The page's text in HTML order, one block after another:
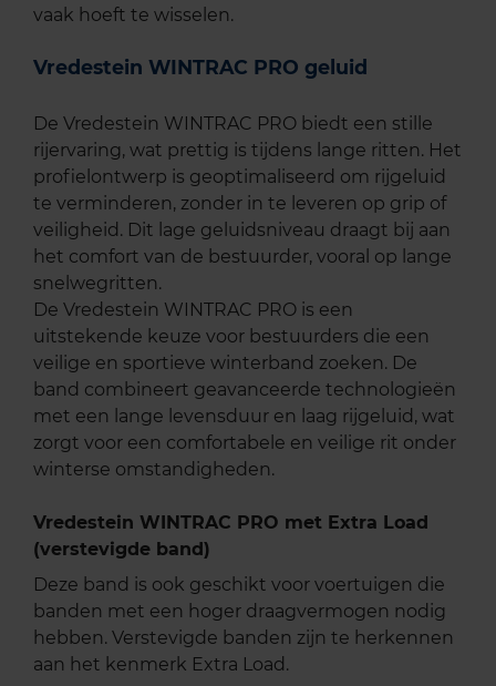
vaak hoeft te wisselen.
Vredestein WINTRAC PRO geluid
De Vredestein WINTRAC PRO biedt een stille
rijervaring, wat prettig is tijdens lange ritten. Het
profielontwerp is geoptimaliseerd om rijgeluid
te verminderen, zonder in te leveren op grip of
veiligheid. Dit lage geluidsniveau draagt bij aan
het comfort van de bestuurder, vooral op lange
snelwegritten.
De Vredestein WINTRAC PRO is een
uitstekende keuze voor bestuurders die een
veilige en sportieve winterband zoeken. De
band combineert geavanceerde technologieën
met een lange levensduur en laag rijgeluid, wat
zorgt voor een comfortabele en veilige rit onder
winterse omstandigheden.
Vredestein WINTRAC PRO met Extra Load
(verstevigde band)
Deze band is ook geschikt voor voertuigen die
banden met een hoger draagvermogen nodig
hebben. Verstevigde banden zijn te herkennen
aan het kenmerk Extra Load.